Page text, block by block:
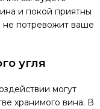
и покой приятны
не потревожит ваше
угля
могут
хранимого вина. В